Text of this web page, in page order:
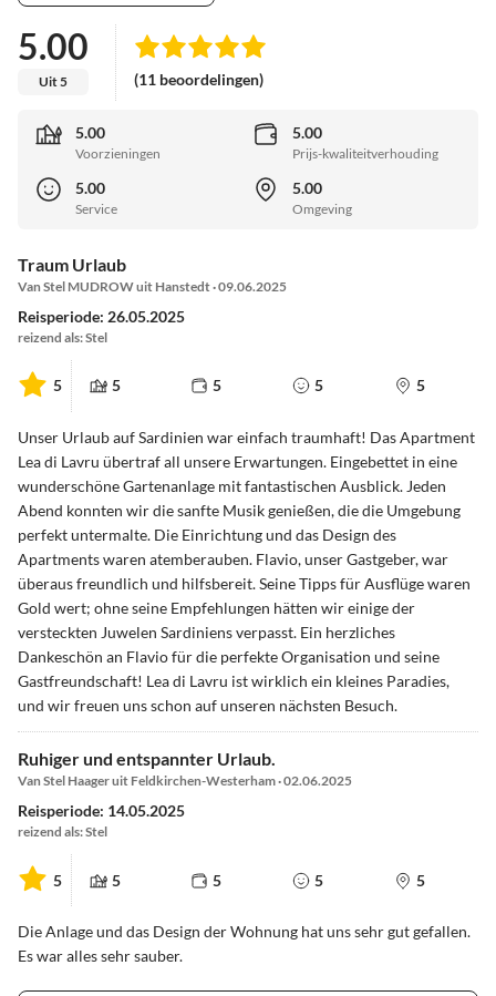
5.00
Uit 5 (11 beoordelingen)
5.00
Voorzieningen
5.00
Prijs-kwaliteitverhouding
5.00
Service
5.00
Omgeving
Traum Urlaub
Van Stel MUDROW uit Hanstedt · 09.06.2025
Reisperiode: 26.05.2025
reizend als: Stel
5 5 5 5 5
Unser Urlaub auf Sardinien war einfach traumhaft! Das Apartment
Lea di Lavru übertraf all unsere Erwartungen. Eingebettet in eine
wunderschöne Gartenanlage mit fantastischen Ausblick. Jeden
Abend konnten wir die sanfte Musik genießen, die die Umgebung
perfekt untermalte. Die Einrichtung und das Design des
Apartments waren atemberauben. Flavio, unser Gastgeber, war
überaus freundlich und hilfsbereit. Seine Tipps für Ausflüge waren
Gold wert; ohne seine Empfehlungen hätten wir einige der
versteckten Juwelen Sardiniens verpasst. Ein herzliches
Dankeschön an Flavio für die perfekte Organisation und seine
Gastfreundschaft! Lea di Lavru ist wirklich ein kleines Paradies,
und wir freuen uns schon auf unseren nächsten Besuch.
Ruhiger und entspannter Urlaub.
Van Stel Haager uit Feldkirchen-Westerham · 02.06.2025
Reisperiode: 14.05.2025
reizend als: Stel
5 5 5 5 5
Die Anlage und das Design der Wohnung hat uns sehr gut gefallen.
Es war alles sehr sauber.